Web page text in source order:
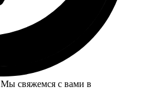
свяжемся с вами в